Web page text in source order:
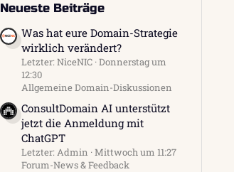
Neueste Beiträge
Was hat eure Domain-Strategie
wirklich verändert?
Letzter: NiceNIC Donnerstag um
12:30
Allgemeine Domain-Diskussionen
ConsultDomain AI unterstützt
jetzt die Anmeldung mit
ChatGPT
Letzter: Admin Mittwoch um 11:27
Forum-News & Feedback